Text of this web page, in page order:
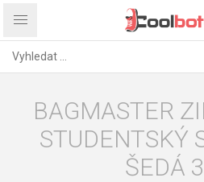
BAGMASTER
STUDENTSKÝ
ŠEDÁ